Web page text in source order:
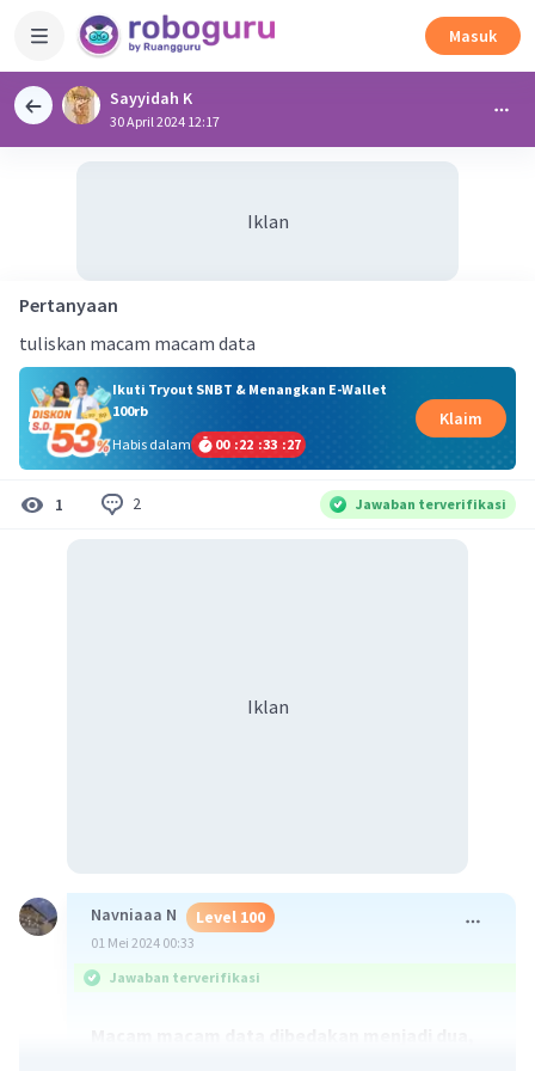
Masuk
Sayyidah K
30 April 2024 12:17
Iklan
Pertanyaan
tuliskan macam macam data
Ikuti Tryout SNBT & Menangkan E-Wallet
100rb
Habis dalam
00 :22 :33 :27
Klaim
1 2 Jawaban terverifikasi
Iklan
Navniaaa N Level 100
01 Mei 2024 00:33
Jawaban terverifikasi